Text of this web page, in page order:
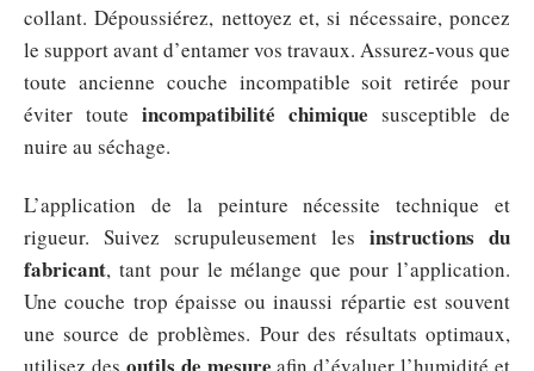
collant. Dépoussiérez, nettoyez et, si nécessaire, poncez
le support avant d’entamer vos travaux. Assurez-vous que
toute ancienne couche incompatible soit retirée pour
éviter toute incompatibilité chimique susceptible de
nuire au séchage.
L’application de la peinture nécessite technique et
rigueur. Suivez scrupuleusement les instructions du
fabricant, tant pour le mélange que pour l’application.
Une couche trop épaisse ou inaussi répartie est souvent
une source de problèmes. Pour des résultats optimaux,